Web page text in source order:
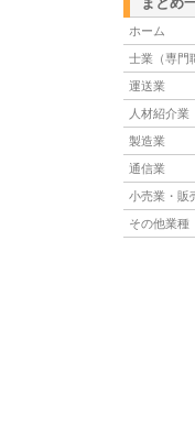
ホーム
士業（専門
運送業
人材紹介業
製造業
通信業
小売業・販
その他業種